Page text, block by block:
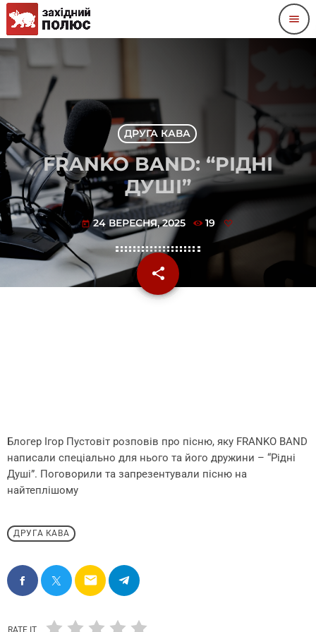
menu
ДРУГА КАВА
FRANKO BAND: “РІДНІ
ДУШІ”
today 24 ВЕРЕСНЯ, 2025 19
share
email
Блогер Ігор Пустовіт розповів про пісню, яку FRANKO BAND
написали спеціально для нього та його дружини – “Рідні
Душі”. Поговорили та запрезентували пісню на
найтеплішому
ДРУГА КАВА
email